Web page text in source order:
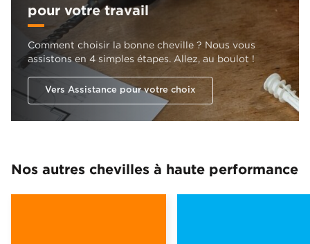
pour votre travail
Comment choisir la bonne cheville ? Nous vous
assistons en 4 simples étapes. Allez, au boulot !
Vers Assistance pour votre choix
Nos autres chevilles à haute performance